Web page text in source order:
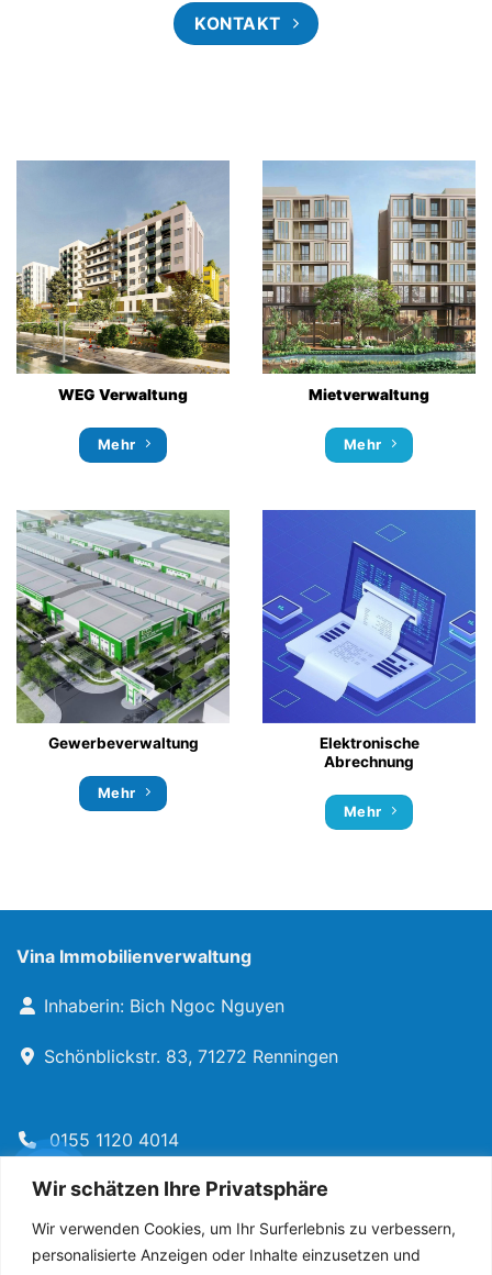
Wir schätzen Ihre Privatsphäre
Wir verwenden Cookies, um Ihr Surferlebnis zu verbessern,
personalisierte Anzeigen oder Inhalte einzusetzen und
KONTAKT
WEG Verwaltung
Mehr
Mietverwaltung
Mehr
Gewerbeverwaltung
Mehr
Elektronische
Abrechnung
Mehr
Vina Immobilienverwaltung
Inhaberin: Bich Ngoc Nguyen
Schönblickstr. 83, 71272 Renningen
0155 1120 4014
info@vina-immobilienverwaltung.de